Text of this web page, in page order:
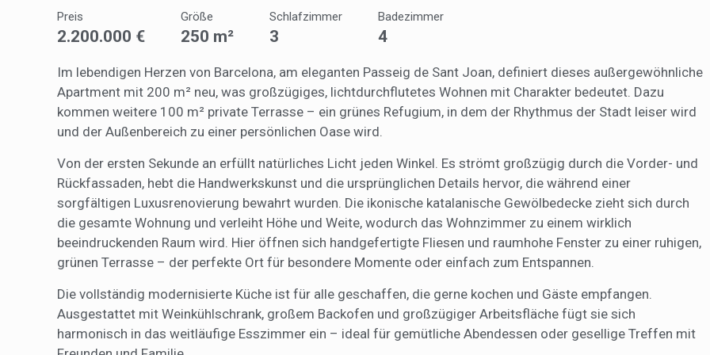
Preis
2.200.000 €
Größe
250 m²
Schlafzimmer
3
Badezimmer
4
Im lebendigen Herzen von Barcelona, am eleganten Passeig de Sant Joan, definiert dieses außergewöhnliche
Apartment mit 200 m² neu, was großzügiges, lichtdurchflutetes Wohnen mit Charakter bedeutet. Dazu
kommen weitere 100 m² private Terrasse – ein grünes Refugium, in dem der Rhythmus der Stadt leiser wird
und der Außenbereich zu einer persönlichen Oase wird.
Von der ersten Sekunde an erfüllt natürliches Licht jeden Winkel. Es strömt großzügig durch die Vorder- und
Rückfassaden, hebt die Handwerkskunst und die ursprünglichen Details hervor, die während einer
sorgfältigen Luxusrenovierung bewahrt wurden. Die ikonische katalanische Gewölbedecke zieht sich durch
die gesamte Wohnung und verleiht Höhe und Weite, wodurch das Wohnzimmer zu einem wirklich
beeindruckenden Raum wird. Hier öffnen sich handgefertigte Fliesen und raumhohe Fenster zu einer ruhigen,
grünen Terrasse – der perfekte Ort für besondere Momente oder einfach zum Entspannen.
Die vollständig modernisierte Küche ist für alle geschaffen, die gerne kochen und Gäste empfangen.
Ausgestattet mit Weinkühlschrank, großem Backofen und großzügiger Arbeitsfläche fügt sie sich
harmonisch in das weitläufige Esszimmer ein – ideal für gemütliche Abendessen oder gesellige Treffen mit
Sie ermöglichen die Beobachtung und Analyse des Verhaltens der Nutzer dieser
Website. Die durch diese Art von Cookies gesammelten Informationen werden
verwendet, um die Aktivität des Webs zu messen, um
Verbesserungen einzuführen. Sie ermöglichen es uns, die
Benutzers zu speichern, um die Qualität unserer Dienstleistungen zu
durch empfohlene Produkte ein besseres Erlebnis zu bieten.
Marketing und Publizität
Diese Cookies werden verwendet, um Informationen über die Präferenzen und
persönlichen Entscheidungen des Benutzers durch die kontinuierliche
seiner Surfgewohnheiten zu speichern. Dank ihnen können wir die
auf der Website kennen und Werbung in Bezug auf das Surfprofil des Benutzers
Konfiguration speichern Alle akzeptieren